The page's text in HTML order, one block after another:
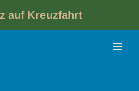
auf Kreuzfahrt